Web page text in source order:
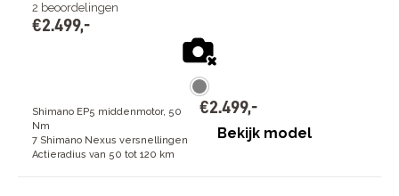
2 beoordelingen
€2.499,-
Shimano EP5 middenmotor, 50
Nm
7 Shimano Nexus versnellingen
Actieradius van 50 tot 120 km
€2.499,-
Bekijk model